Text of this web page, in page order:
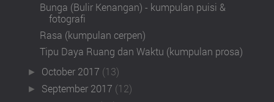
Bunga (Bulir Kenangan) - kumpulan puisi &
fotografi
Rasa (kumpulan cerpen)
Tipu Daya Ruang dan Waktu (kumpulan prosa)
► October 2017 (13)
► September 2017 (12)